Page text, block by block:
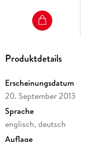
Produktdetails
Erscheinungsdatum
20. September 2013
Sprache
englisch, deutsch
Auflage